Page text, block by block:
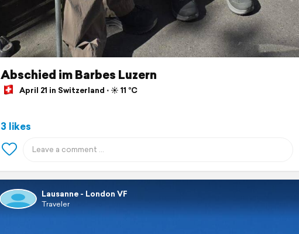
Abschied im Barbes Luzern
April 21 in Switzerland ⋅ ☀️ 11 °C
3 likes
Lausanne - London VF
Traveler